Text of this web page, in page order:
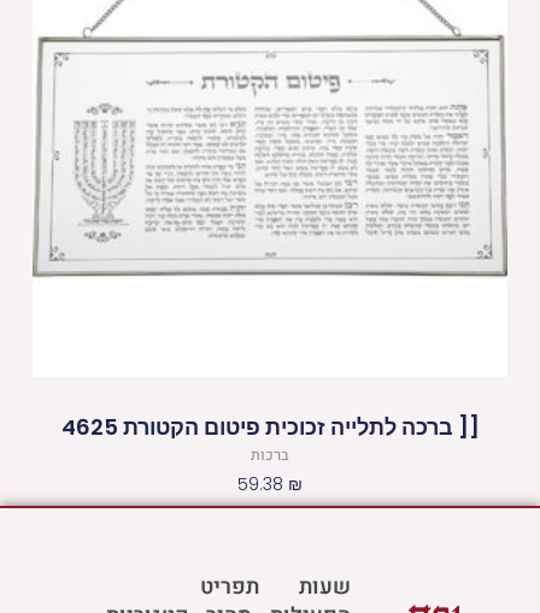
[[ ברכה לתלייה זכוכית פיטום הקטורת 4625
ברכות
59.38 ₪
שעות
תפריט